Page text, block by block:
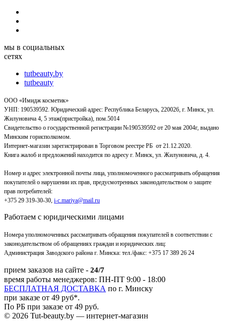
мы в социальных
сетях
tutbeauty.by
tutbeauty
ООО «Имидж косметик»
УНП: 190539592. Юридический адрес: Республика Беларусь, 220026, г. Минск, ул.
Жилуновича 4, 5 этаж(пристройка), пом.5014
Свидетельство о государственной регистрации №190539592 от 20 мая 2004г, выдано
Минским горисполкомом.
Интернет-магазин зарегистрирован в Торговом реестре РБ от 21.12.2020.
Книга жалоб и предложений находится по адресу г. Минск, ул. Жилуновича, д. 4.
Номер и адрес электронной почты лица, уполномоченного рассматривать обращения
покупателей о нарушении их прав, предусмотренных законодательством о защите
прав потребителей:
+375 29 319-30-30, i-c.mariya@mail.ru
Работаем с юридическими лицами
Номера уполномоченных рассматривать обращения покупателей в соответствии с
законодательством об обращениях граждан и юридических лиц:
Администрация Заводского района г. Минска: тел./факс: +375 17 389 26 24
прием заказов на сайте - 24/7
время работы менеджеров: ПН-ПТ 9:00 - 18:00
БЕСПЛАТНАЯ ДОСТАВКА по г. Минску
при заказе от 49 руб*.
По РБ при заказе от 49 руб.
© 2026 Tut-beauty.by — интернет-магазин